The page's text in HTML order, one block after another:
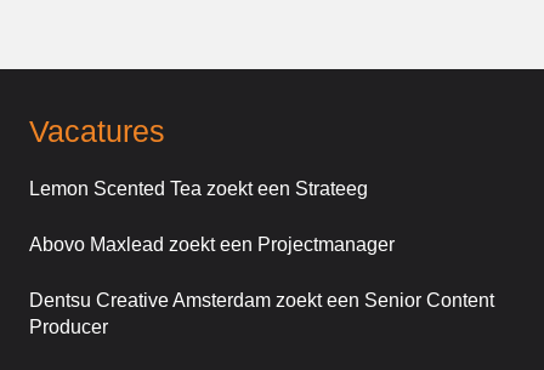
Vacatures
Lemon Scented Tea zoekt een Strateeg
Abovo Maxlead zoekt een Projectmanager
Dentsu Creative Amsterdam zoekt een Senior Content
Producer